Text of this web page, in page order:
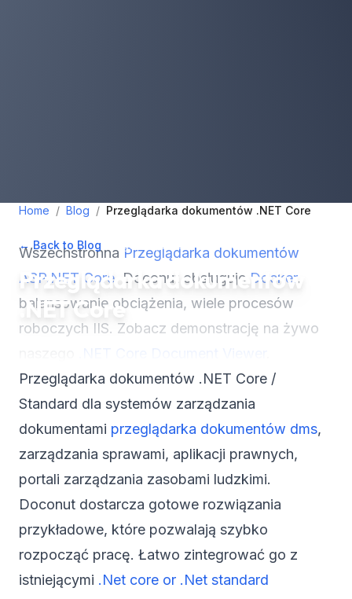
Home / Blog / Przeglądarka dokumentów .NET Core
← Back to Blog August 5, 2023 • min read
Przeglądarka dokumentów
.NET Core
Wszechstronna Przeglądarka dokumentów
ASP.NET Core . Doconut obsługuje Docker,
balansowanie obciążenia, wiele procesów
roboczych IIS. Zobacz demonstrację na żywo
Przeglądarka dokumentów .NET Core /
Standard dla systemów zarządzania
dokumentami przeglądarka dokumentów dms,
zarządzania sprawami, aplikacji prawnych,
portali zarządzania zasobami ludzkimi.
Doconut dostarcza gotowe rozwiązania
przykładowe, które pozwalają szybko
rozpocząć pracę. Łatwo zintegrować go z
istniejącymi .Net core or .Net standard